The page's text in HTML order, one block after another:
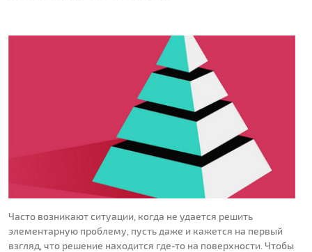
Часто возникают ситуации, когда не удается решить
элементарную проблему, пусть даже и кажется на первый
взгляд, что решение находится где-то на поверхности. Чтобы